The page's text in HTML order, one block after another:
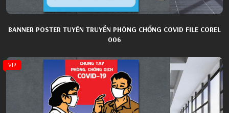
BANNER POSTER TUYÊN TRUYỀN PHÒNG CHỐNG COVID FILE COREL
006
VIP